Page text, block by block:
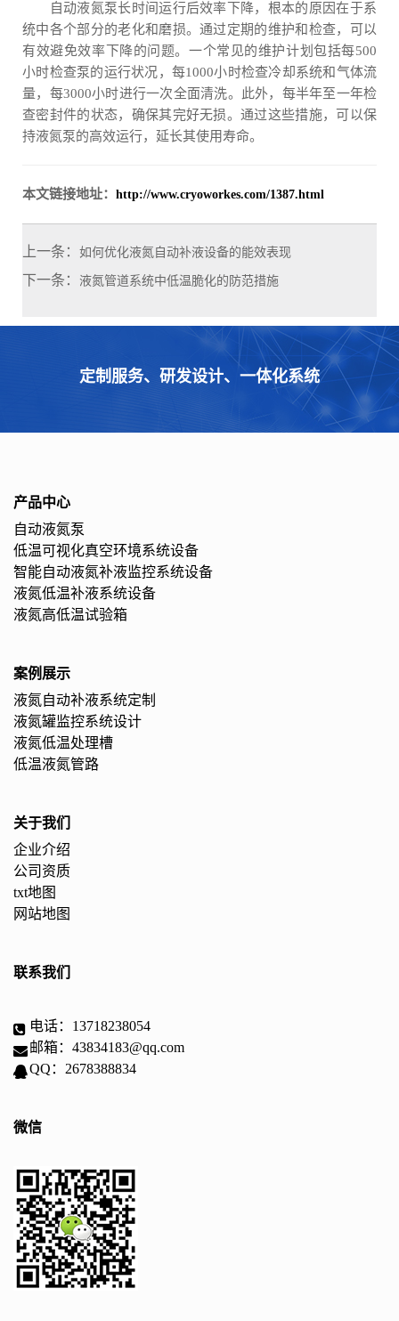
自动液氮泵长时间运行后效率下降，根本的原因在于系
统中各个部分的老化和磨损。通过定期的维护和检查，可以
有效避免效率下降的问题。一个常见的维护计划包括每500
小时检查泵的运行状况，每1000小时检查冷却系统和气体流
量，每3000小时进行一次全面清洗。此外，每半年至一年检
查密封件的状态，确保其完好无损。通过这些措施，可以保
持液氮泵的高效运行，延长其使用寿命。
本文链接地址： http://www.cryoworkes.com/1387.html
上一条： 如何优化液氮自动补液设备的能效表现
下一条： 液氮管道系统中低温脆化的防范措施
定制服务、研发设计、一体化系统
产品中心
自动液氮泵
低温可视化真空环境系统设备
智能自动液氮补液监控系统设备
液氮低温补液系统设备
液氮高低温试验箱
案例展示
液氮自动补液系统定制
液氮罐监控系统设计
液氮低温处理槽
低温液氮管路
关于我们
企业介绍
公司资质
txt地图
网站地图
联系我们
电话：13718238054
邮箱：43834183@qq.com
QQ：2678388834
微信